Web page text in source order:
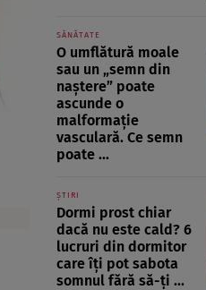
SĂNĂTATE
O umflătură moale
sau un „semn din
naștere” poate
ascunde o
malformație
vasculară. Ce semn
poate ...
ȘTIRI
Dormi prost chiar
dacă nu este cald? 6
lucruri din dormitor
care îți pot sabota
somnul fără să-ți ...